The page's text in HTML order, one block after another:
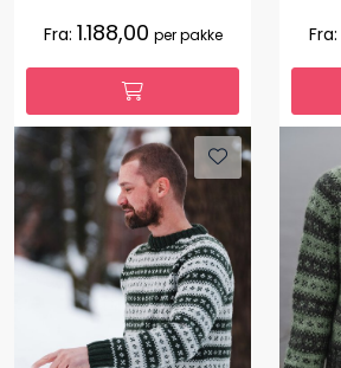
Fra: 1.188,00 per pakke Fra: